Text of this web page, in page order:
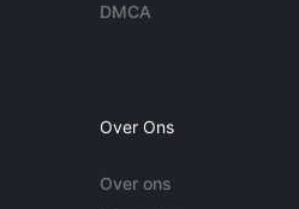
DMCA
Over Ons
Over ons